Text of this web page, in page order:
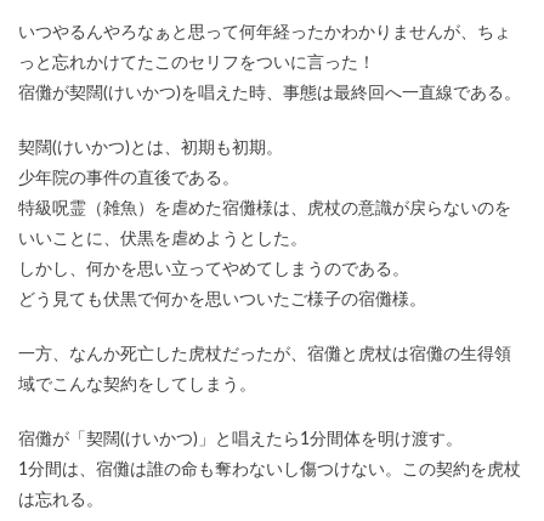
いつやるんやろなぁと思って何年経ったかわかりませんが、ちょ
っと忘れかけてたこのセリフをついに言った！
宿儺が契闊(けいかつ)を唱えた時、事態は最終回へ一直線である。
契闊(けいかつ)とは、初期も初期。
少年院の事件の直後である。
特級呪霊（雑魚）を虐めた宿儺様は、虎杖の意識が戻らないのを
いいことに、伏黒を虐めようとした。
しかし、何かを思い立ってやめてしまうのである。
どう見ても伏黒で何かを思いついたご様子の宿儺様。
一方、なんか死亡した虎杖だったが、宿儺と虎杖は宿儺の生得領
域でこんな契約をしてしまう。
宿儺が「契闊(けいかつ)」と唱えたら1分間体を明け渡す。
1分間は、宿儺は誰の命も奪わないし傷つけない。この契約を虎杖
は忘れる。